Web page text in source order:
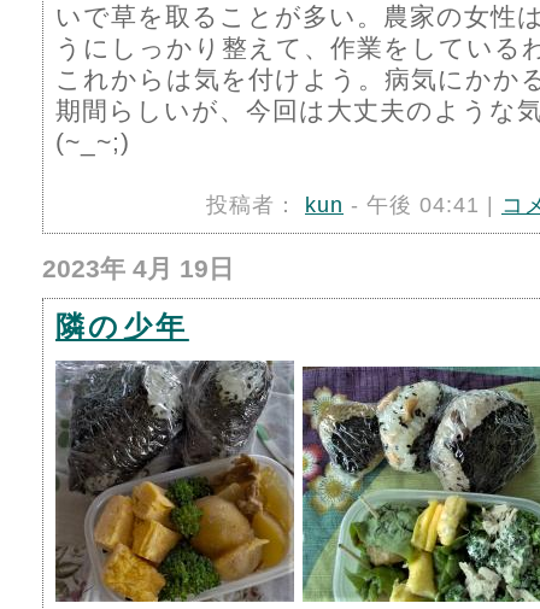
いで草を取ることが多い。農家の女性
うにしっかり整えて、作業をしている
これからは気を付けよう。病気にかか
期間らしいが、今回は大丈夫のような
(~_~;)
投稿者： kun - 午後 04:41 | コ
2023年 4月 19日
隣の少年